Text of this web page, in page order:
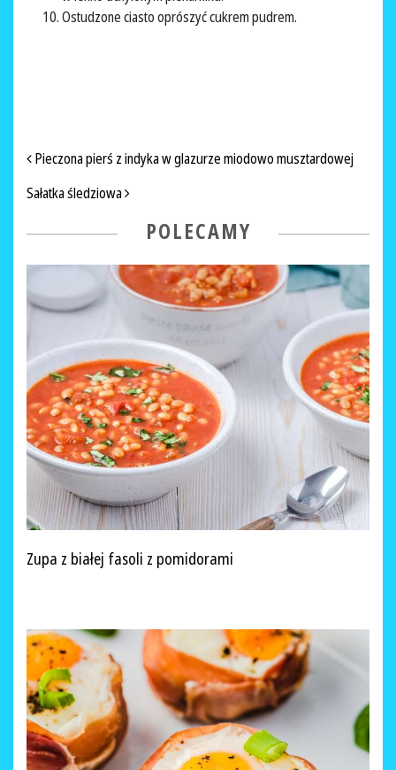
Ostudzone ciasto oprószyć cukrem pudrem.
NAWIGACJA PO ARTYKUŁACH
Pieczona pierś z indyka w glazurze miodowo musztardowej
Sałatka śledziowa
POLECAMY
Zupa z białej fasoli z pomidorami